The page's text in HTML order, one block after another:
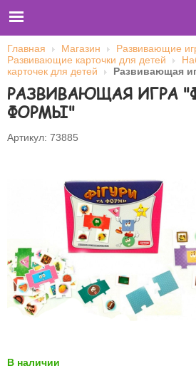
Главная
Футболки
Толстовки (кенгурушки)
Лонгсливы
Сотрудничество
Имя пользователя (логин)
Пароль
Запомнить меня
Забыли имя пользователя (логин)?
Регистрация
Главная Магазин
Развивающие
Развивающие карточки для детей
карточек для детей
Развивающая
РАЗВИВАЮЩАЯ ИГРА
ФОРМЫ"
Артикул: 73885
В наличии